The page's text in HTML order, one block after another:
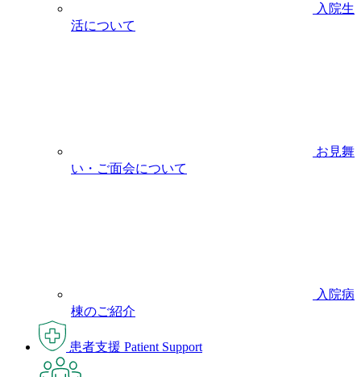
入院生
活について
お見舞
い・ご面会について
入院病
棟のご紹介
患者支援 Patient Support